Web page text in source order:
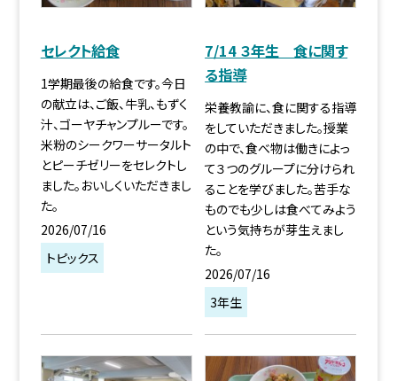
セレクト給食
1学期最後の給食です。今日
の献立は、ご飯、牛乳、もずく
汁、ゴーヤチャンプルーです。
米粉のシークワーサータルト
とピーチゼリーをセレクトし
ました。おいしくいただきまし
た。
2026/07/16
トピックス
7/14 ３年生 食に関す
る指導
栄養教諭に、食に関する指導
をしていただきました。授業
の中で、食べ物は働きによっ
て３つのグループに分けられ
ることを学びました。苦手な
ものでも少しは食べてみよう
という気持ちが芽生えまし
た。
2026/07/16
3年生